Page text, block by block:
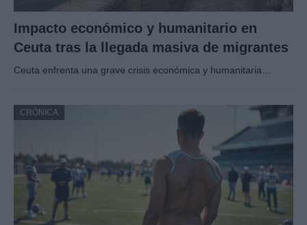
Impacto económico y humanitario en
Ceuta tras la llegada masiva de migrantes
Ceuta enfrenta una grave crisis económica y humanitaria…
CRÓNICA